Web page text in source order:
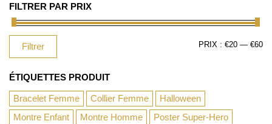
FILTRER PAR PRIX
Filtrer PRIX : €20 — €60
ÉTIQUETTES PRODUIT
Bracelet Femme Collier Femme
Halloween
Montre Enfant
Montre Homme
Poster Super-Hero